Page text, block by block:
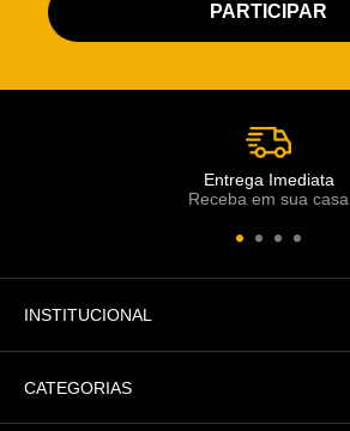
Entrega Imediata
Receba em sua casa
INSTITUCIONAL
CATEGORIAS
Atendimento Rei de Casa